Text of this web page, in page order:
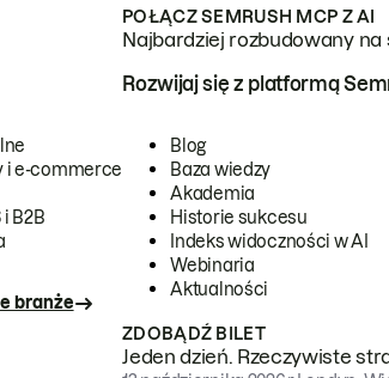
POŁĄCZ SEMRUSH MCP Z AI
Najbardziej rozbudowany
i e-commerce
B2B
branże
Rozwijaj się z platformą
Blog
Baza wiedzy
Akademia
Historie sukcesu
Indeks widoczności w AI
Webinaria
Aktualności
ZDOBĄDŹ BILET
Jeden dzień. Rzeczywiste